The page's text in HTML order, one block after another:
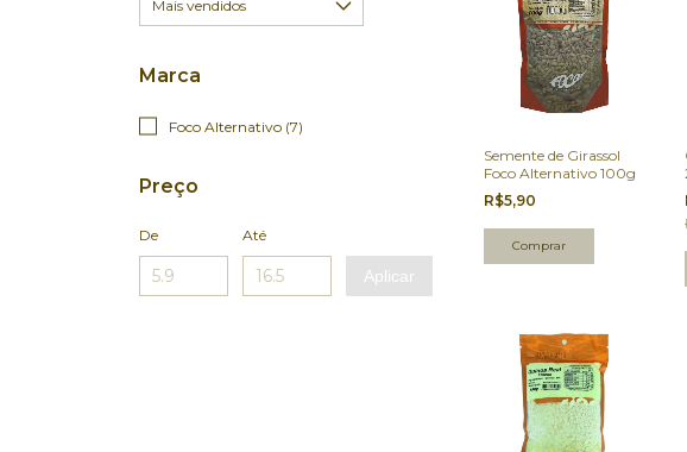
Marca
Foco Alternativo (7)
Preço
De Até
Aplicar
Semente de Girassol
Foco Alternativo 100g
R$5,90